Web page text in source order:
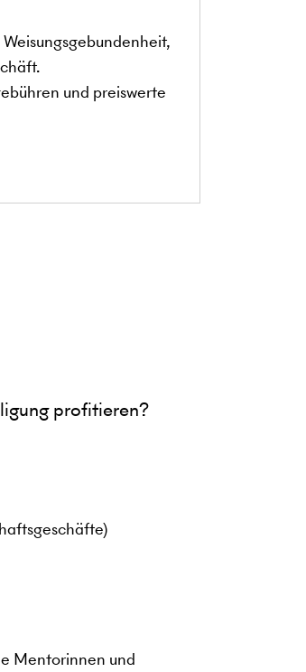
Weisungsgebundenheit,
und preiswerte
profitieren?
Mentorinnen und